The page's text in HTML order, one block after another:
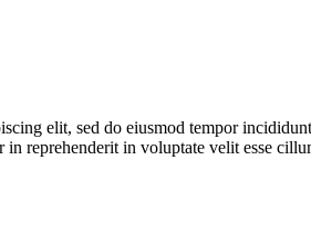
elit, sed do eiusmod tempor
in reprehenderit in voluptate velit esse